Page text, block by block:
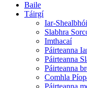
Baile
Táirgí
Iar-
Slabhra
Imthacaí
Páirteanna
Páirteanna
Páirteanna
Comhla
Páirteanna